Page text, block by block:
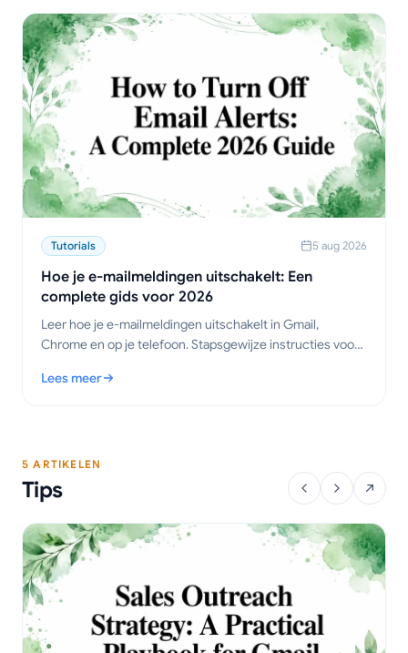
Tutorials 5 aug 2026
Hoe je e-mailmeldingen uitschakelt: Een
complete gids voor 2026
Leer hoe je e-mailmeldingen uitschakelt in Gmail,
Chrome en op je telefoon. Stapsgewijze instructies voor
probleemoplossing.
Lees meer
: Hoe je e-mailmeldingen uitschakelt: Een complete gids voor
5 ARTIKELEN
Tips